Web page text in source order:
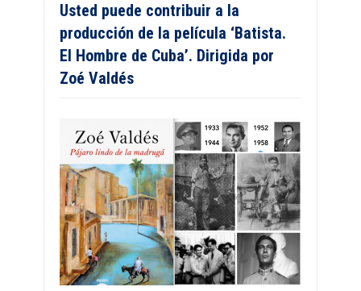
Usted puede contribuir a la
producción de la película ‘Batista.
El Hombre de Cuba’. Dirigida por
Zoé Valdés